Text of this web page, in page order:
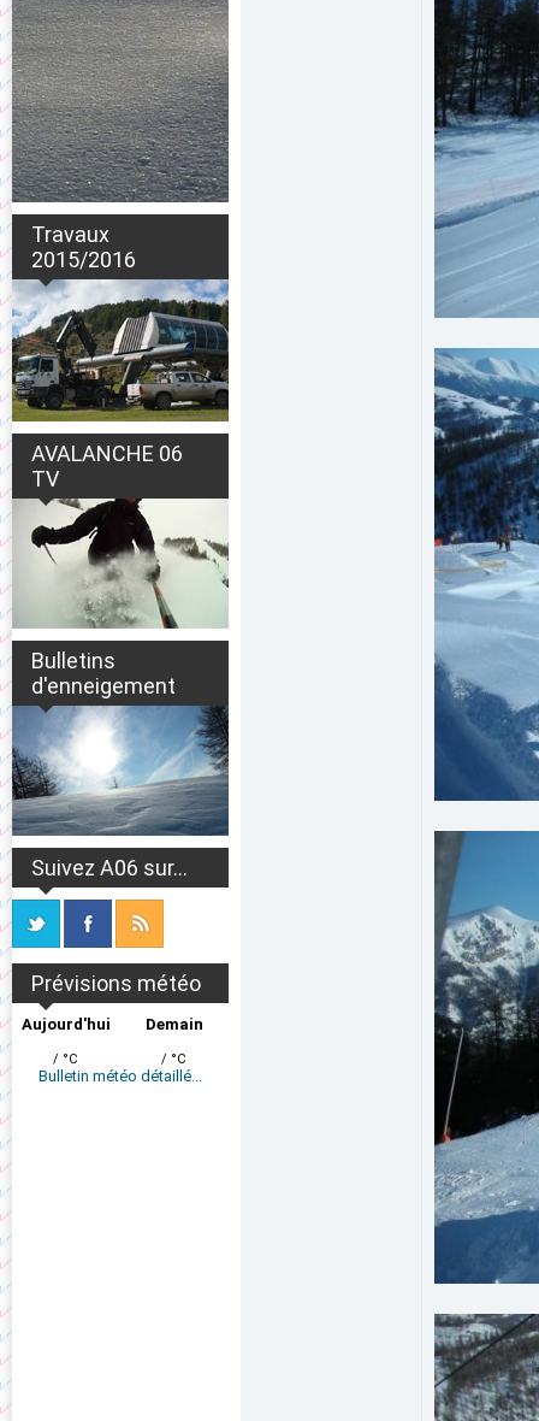
Travaux
2015/2016
AVALANCHE 06
TV
Bulletins
d'enneigement
Suivez A06 sur...
Prévisions météo
Aujourd'hui
/ °C
Demain
/ °C
Bulletin météo détaillé...